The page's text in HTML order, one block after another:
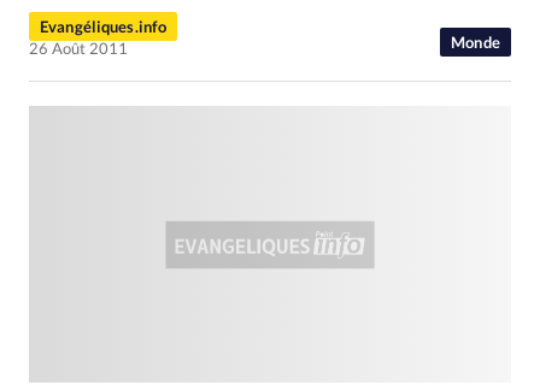
Monde
Evangéliques.info
26 Août 2011